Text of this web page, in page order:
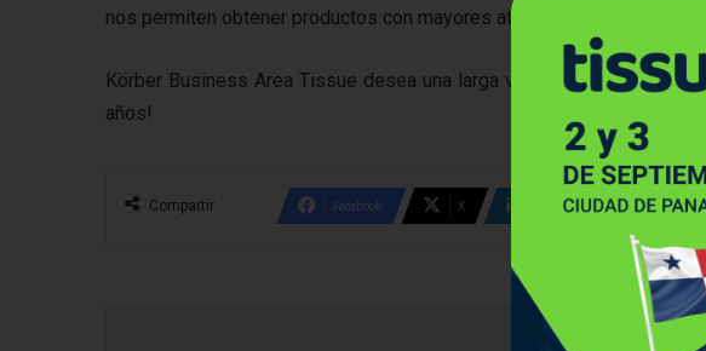
nos permiten obtener productos con mayores atributos de calidad“,
Körber Business Area Tissue desea una larga vida a Copelme, ¡y
años!
Compartir Facebook X LinkedIn